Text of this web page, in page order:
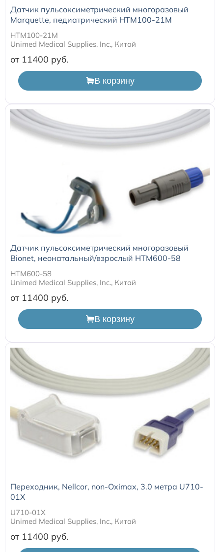
Датчик пульсоксиметрический многоразовый
Marquette, педиатрический HTM100-21M
HTM100-21M
Unimed Medical Supplies, Inc., Китай
от 11400
В корзину
Датчик пульсоксиметрический многоразовый
Bionet, неонатальный/взрослый HTM600-58
HTM600-58
Unimed Medical Supplies, Inc., Китай
от 11400
В корзину
Переходник, Nellcor, non-Oximax, 3.0 метра U710-
01X
U710-01X
Unimed Medical Supplies, Inc., Китай
от 11400